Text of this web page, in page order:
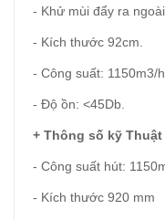
- Khử mùi đẩy ra
- Kích thước 92cm.
- Công suất: 1150m3/h.
- Độ ồn: <45Db.
+ Thông số kỹ Thuật
- Công suất hút:
- Kích thước 920 mm